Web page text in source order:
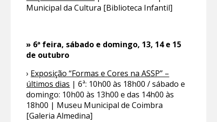
Municipal da Cultura [Biblioteca Infantil]
» 6ª feira, sábado e domingo, 13, 14 e 15
de outubro
› Exposição “Formas e Cores na ASSP” –
últimos dias | 6ª: 10h00 às 18h00 / sábado e
domingo: 10h00 às 13h00 e das 14h00 às
18h00 | Museu Municipal de Coimbra
[Galeria Almedina]